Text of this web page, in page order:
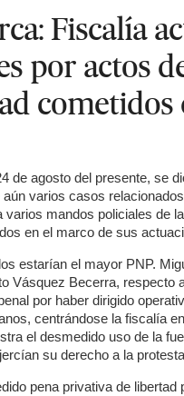
Fiscalía
por actos
cometidos
de agosto del presente, se
varios casos
varios mandos policiales de
en el marco de sus
estarían el mayor PNP.
Vásquez Becerra, respecto
por haber dirigido
centrándose la fiscalía
el desmedido uso de la
su derecho a la
pena privativa de